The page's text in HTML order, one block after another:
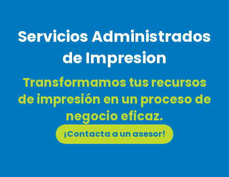
Servicios Administrados
de Impresion
Transformamos tus recursos
de impresión en un proceso de
negocio eficaz.
¡Contacta a un asesor!